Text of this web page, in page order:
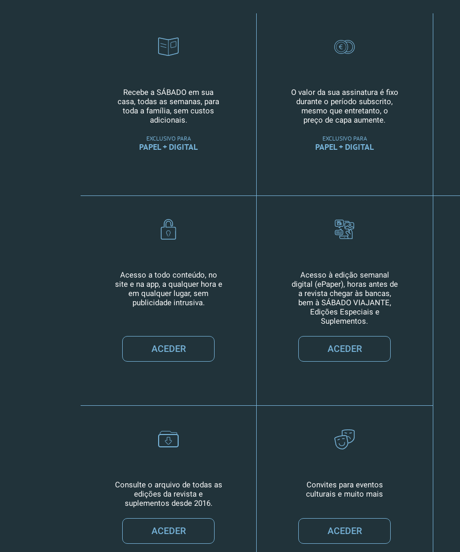
Recebe a SÁBADO em sua
casa, todas as semanas, para
toda a família, sem custos
adicionais.
EXCLUSIVO PARA
PAPEL + DIGITAL
O valor da sua assinatura é fixo
durante o período subscrito,
mesmo que entretanto, o
preço de capa aumente.
EXCLUSIVO PARA
PAPEL + DIGITAL
Acesso a todo conteúdo, no
site e na app, a qualquer hora e
em qualquer lugar, sem
publicidade intrusiva.
ACEDER
Acesso à edição semanal
digital (ePaper), horas antes de
a revista chegar às bancas,
bem à SÁBADO VIAJANTE,
Edições Especiais e
Suplementos.
ACEDER
Consulte o arquivo de todas as
edições da revista e
suplementos desde 2016.
ACEDER
Convites para eventos
culturais e muito mais
ACEDER